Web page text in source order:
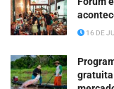
16 DE
gratuita